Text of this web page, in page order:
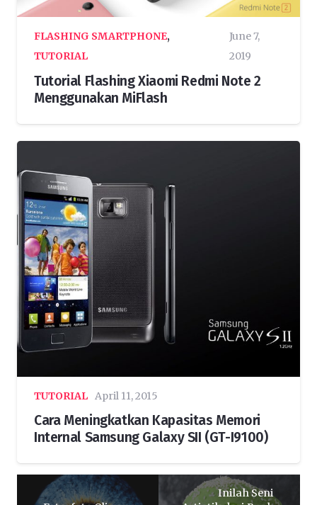
FLASHING SMARTPHONE,
TUTORIAL
June 7,
2019
Tutorial Flashing Xiaomi Redmi Note 2
Menggunakan MiFlash
TUTORIAL April 11, 2015
Cara Meningkatkan Kapasitas Memori
Internal Samsung Galaxy SII (GT-I9100)
Inilah Seni